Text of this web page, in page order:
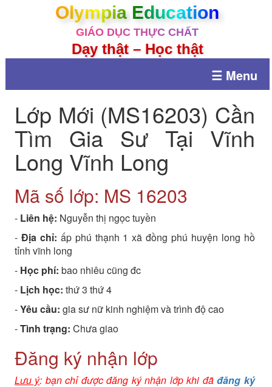
Olympia Education
GIÁO DỤC THỰC CHẤT
Dạy thật – Học thật
☰ Menu
Lớp Mới (MS16203) Cần
Tìm Gia Sư Tại Vĩnh
Long Vĩnh Long
Mã số lớp: MS 16203
- Liên hệ: Nguyễn thị ngọc tuyền
- Địa chỉ: ấp phú thạnh 1 xã đồng phú huyện long hồ
tỉnh vĩnh long
- Học phí: bao nhiêu cũng đc
- Lịch học: thứ 3 thứ 4
-Yêu cầu: gia sư nữ kinh nghiệm và trình độ cao
-Tình trạng: Chưa giao
Đăng ký nhận lớp
Lưu ý: bạn chỉ được đăng ký nhận lớp khi đãđăng ký